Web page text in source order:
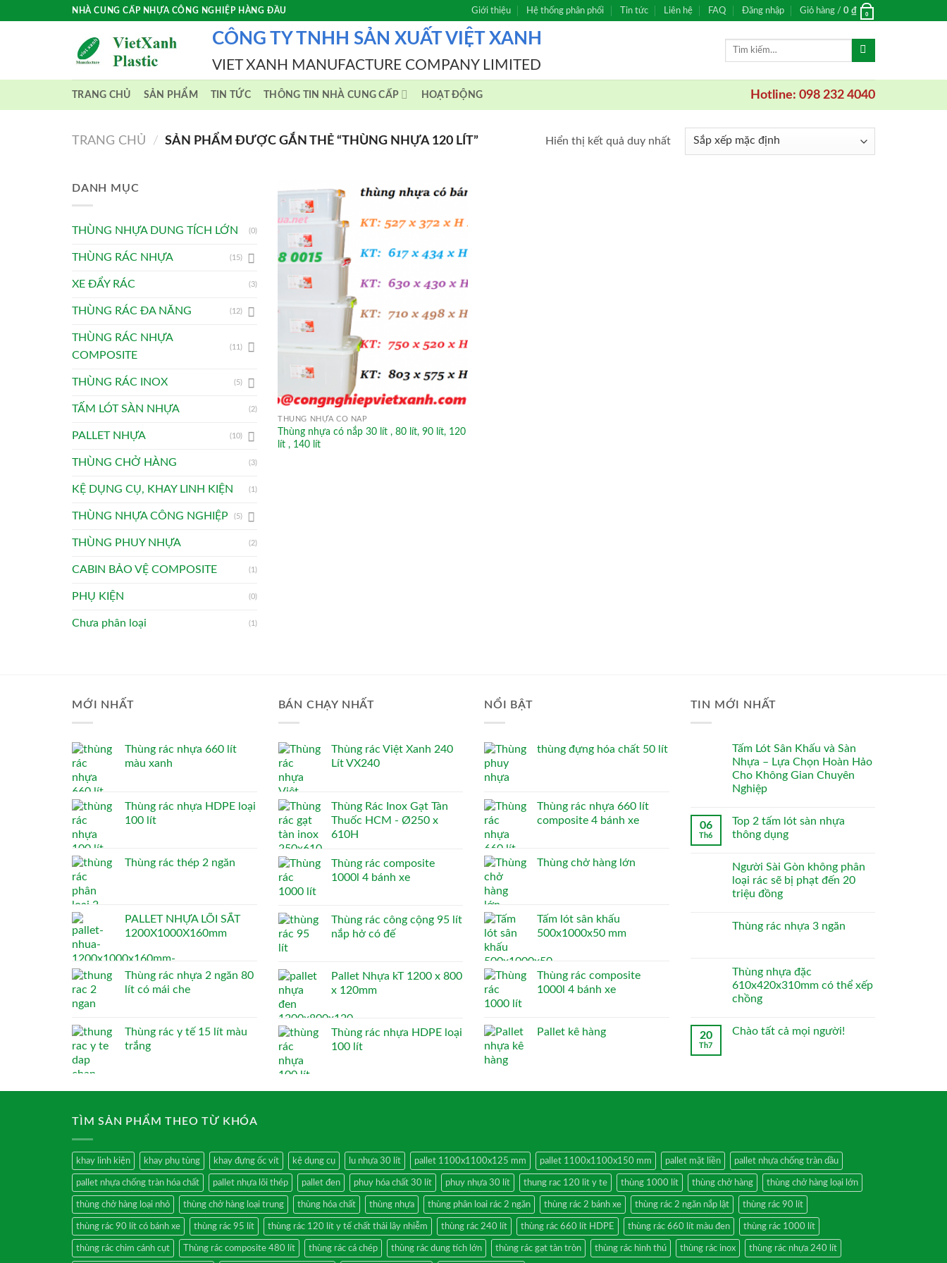
NHÀ CUNG CẤP NHỰA CÔNG NGHIỆP HÀNG ĐẦU Giới thiệu Hệ thống phân phối Tin tức Liên hệ FAQ Đăng nhập Giỏ hàng / 0 ₫ 0
CÔNG TY TNHH SẢN XUẤT VIỆT XANH
VIET XANH MANUFACTURE COMPANY LIMITED
Tìm
TRANG CHỦ SẢN PHẨM TIN TỨC THÔNG TIN NHÀ CUNG CẤP HOẠT ĐỘNG Hotline: 098 232 4040
TRANG CHỦ / SẢN PHẨM ĐƯỢC GẮN THẺ “THÙNG NHỰA 120 LÍT” Hiển thị kết quả duy nhất
DANH MỤC
THÙNG NHỰA DUNG TÍCH LỚN (0)
THÙNG RÁC NHỰA (15)
XE ĐẨY RÁC (3)
THÙNG RÁC ĐA NĂNG (12)
THÙNG RÁC NHỰA
COMPOSITE
(11)
THÙNG RÁC INOX (5)
TẤM LÓT SÀN NHỰA (2)
PALLET NHỰA (10)
THÙNG CHỞ HÀNG (3)
KỆ DỤNG CỤ, KHAY LINH KIỆN (1)
THÙNG NHỰA CÔNG NGHIỆP (5)
THÙNG PHUY NHỰA (2)
CABIN BẢO VỆ COMPOSITE (1)
PHỤ KIỆN (0)
Chưa phân loại (1)
THÙNG NHỰA CÓ NẮP
Thùng nhựa có nắp 30 lít , 80 lít, 90 lít, 120
lít , 140 lít
MỚI NHẤT
Thùng rác nhựa 660 lít
màu xanh
Thùng rác nhựa HDPE loại
100 lít
Thùng rác thép 2 ngăn
PALLET NHỰA LÕI SẮT
1200X1000X160mm
Thùng rác nhựa 2 ngăn 80
lít có mái che
Thùng rác y tế 15 lít màu
trắng
BÁN CHẠY NHẤT
Thùng rác Việt Xanh 240
Lít VX240
Thùng Rác Inox Gạt Tàn
Thuốc HCM - Ø250 x
610H
Thùng rác composite
1000l 4 bánh xe
Thùng rác công cộng 95 lít
nắp hở có đế
Pallet Nhựa kT 1200 x 800
x 120mm
Thùng rác nhựa HDPE loại
100 lít
NỔI BẬT
thùng đựng hóa chất 50 lít
Thùng rác nhựa 660 lít
composite 4 bánh xe
Thùng chở hàng lớn
Tấm lót sân khấu
500x1000x50 mm
Thùng rác composite
1000l 4 bánh xe
Pallet kê hàng
TIN MỚI NHẤT
Tấm Lót Sân Khấu và Sàn
Nhựa – Lựa Chọn Hoàn Hảo
Cho Không Gian Chuyên
Nghiệp
06
Th6
Top 2 tấm lót sàn nhựa
thông dụng
Người Sài Gòn không phân
loại rác sẽ bị phạt đến 20
triệu đồng
Thùng rác nhựa 3 ngăn
Thùng nhựa đặc
610x420x310mm có thể xếp
chồng
20
Th7
Chào tất cả mọi người!
TÌM SẢN PHẨM THEO TỪ KHÓA
khay linh kiện khay phụ tùng khay đựng ốc vít kệ dụng cụ lu nhựa 30 lít pallet 1100x1100x125 mm pallet 1100x1100x150 mm pallet mặt liền pallet nhựa chống tràn dầu
pallet nhựa chống tràn hóa chất pallet nhựa lõi thép pallet đen phuy hóa chất 30 lít phuy nhựa 30 lít thung rac 120 lit y te thùng 1000 lít thùng chở hàng thùng chở hàng loại lớn
thùng chở hàng loại nhỏ thùng chở hàng loại trung thùng hóa chất thùng nhựa thùng phân loai rác 2 ngăn thùng rác 2 bánh xe thùng rác 2 ngăn nắp lật thùng rác 90 lít
thùng rác 90 lít có bánh xe thùng rác 95 lít thùng rác 120 lít y tế chất thải lây nhiễm thùng rác 240 lít thùng rác 660 lít HDPE thùng rác 660 lít màu đen thùng rác 1000 lít
thùng rác chim cánh cụt Thùng rác composite 480 lít thùng rác cá chép thùng rác dung tích lớn thùng rác gạt tàn tròn thùng rác hình thú thùng rác inox thùng rác nhựa 240 lít